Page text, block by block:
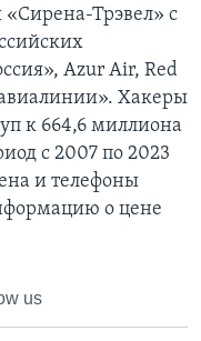
Трэвел» с
Azur Air, Red
Хакеры
к 664,6 миллиона
с 2007 по 2023
и телефоны
о цене
us